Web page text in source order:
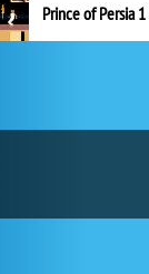
Prince of Persia 1